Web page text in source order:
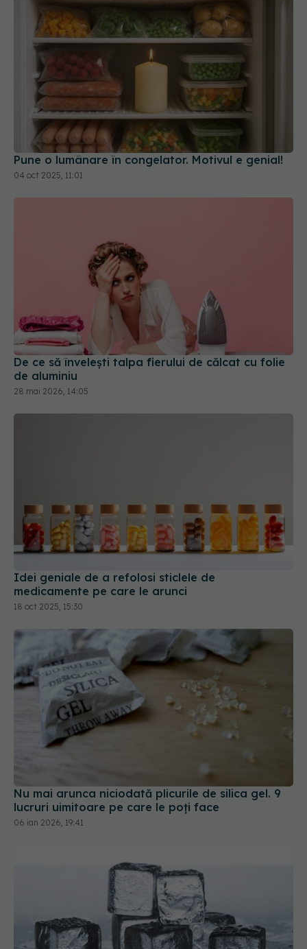
Pune o lumânare în congelator. Motivul e genial!
04 oct 2025, 11:01
De ce să învelești talpa fierului de călcat cu folie
de aluminiu
28 mai 2026, 14:05
Idei geniale de a refolosi sticlele de
medicamente pe care le arunci
18 oct 2025, 15:30
Nu mai arunca niciodată plicurile de silica gel. 9
lucruri uimitoare pe care le poți face
06 ian 2026, 19:41